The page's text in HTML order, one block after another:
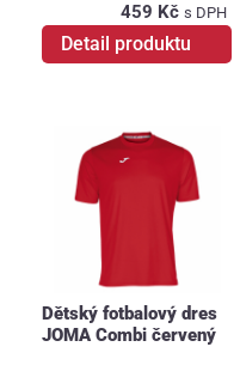
459 Kč s DPH
Detail produktu
Dětský fotbalový dres
JOMA Combi červený